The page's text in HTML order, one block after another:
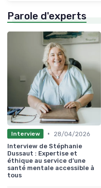
Parole d'experts
Interview •
28/04/2026
Interview de Stéphanie
Dussaut : Expertise et
éthique au service d’une
santé mentale accessible à
tous